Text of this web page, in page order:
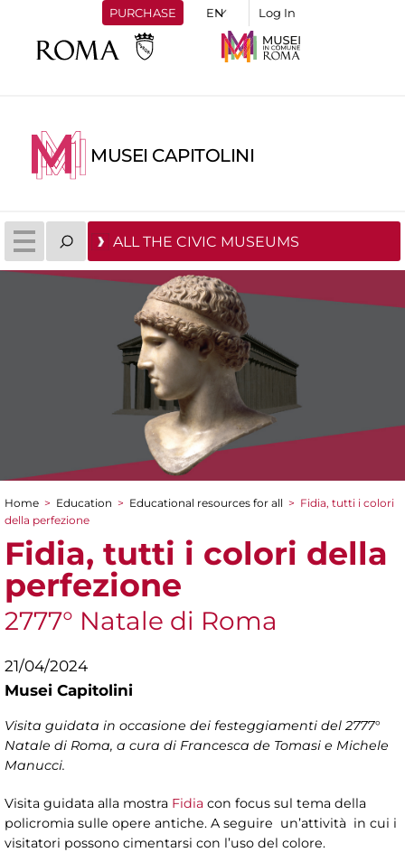
PURCHASE Log In
MUSEI CAPITOLINI
ALL THE CIVIC MUSEUMS
You are here
Home > Education > Educational resources for all > Fidia, tutti i colori
della perfezione
Fidia, tutti i colori della
perfezione
2777° Natale di Roma
21/04/2024
Musei Capitolini
Visita guidata in occasione dei festeggiamenti del 2777°
Natale di Roma, a cura di Francesca de Tomasi e Michele
Manucci.
Visita guidata alla mostra Fidia con focus sul tema della
policromia sulle opere antiche. A seguire un’attività in cui i
visitatori possono cimentarsi con l’uso del colore.